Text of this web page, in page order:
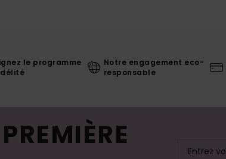
le programme
Notre engagement eco-
responsable